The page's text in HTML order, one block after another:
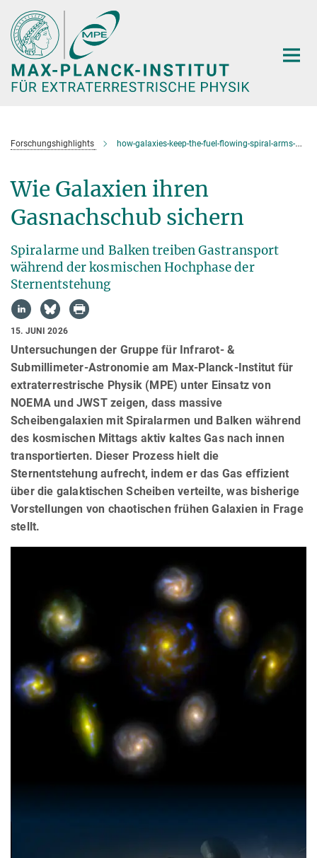
Hauptinhalt
Forschungshighlights how-galaxies-keep-the-fuel-flowing-spiral-arms-and-bars-drive-gas-transport-at-cosmic-noon
Wie Galaxien ihren
Gasnachschub sichern
Spiralarme und Balken treiben Gastransport
während der kosmischen Hochphase der
Sternentstehung
15. JUNI 2026
Untersuchungen der Gruppe für Infrarot- &
Submillimeter-Astronomie am Max-Planck-Institut für
extraterrestrische Physik (MPE) unter Einsatz von
NOEMA und JWST zeigen, dass massive
Scheibengalaxien mit Spiralarmen und Balken während
des kosmischen Mittags aktiv kaltes Gas nach innen
transportierten. Dieser Prozess hielt die
Sternentstehung aufrecht, indem er das Gas effizient
über die galaktischen Scheiben verteilte, was bisherige
Vorstellungen von chaotischen frühen Galaxien in Frage
stellt.